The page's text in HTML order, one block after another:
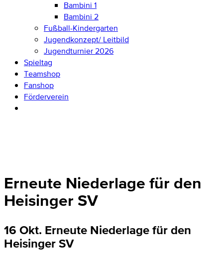
Bambini 1
Bambini 2
Fußball-Kindergarten
Jugendkonzept/ Leitbild
Jugendturnier 2026
Spieltag
Teamshop
Fanshop
Förderverein
Erneute Niederlage für den
Heisinger SV
16 Okt. Erneute Niederlage für den
Heisinger SV